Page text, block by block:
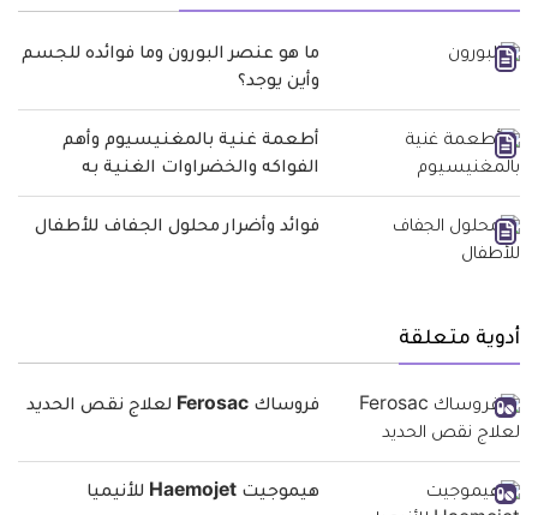
ما هو عنصر البورون وما فوائده للجسم
وأين يوجد؟
أطعمة غنية بالمغنيسيوم وأهم
الفواكه والخضراوات الغنية به
فوائد وأضرار محلول الجفاف للأطفال
أدوية متعلقة
فروساك Ferosac لعلاج نقص الحديد
هيموجيت Haemojet للأنيميا